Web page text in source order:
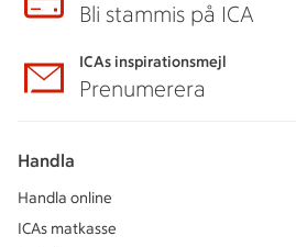
Bli stammis på ICA
ICAs inspirationsmejl
Prenumerera
Handla
Handla online
ICAs matkasse